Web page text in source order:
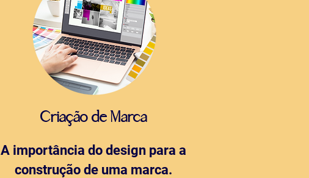
Criação de Marca
A importância do design para a
construção de uma marca.